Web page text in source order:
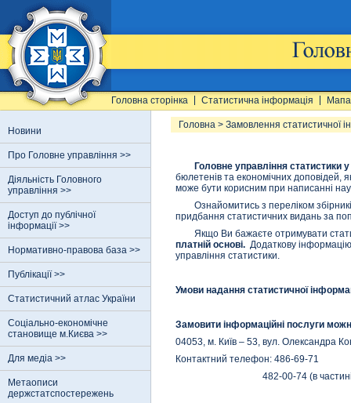
Головна сторінка Статистична інформація
Новини
Про Головне управління >>
Діяльність Головного
управління >>
Доступ до публічної
інформації >>
Нормативно-правова база >>
Публікації >>
Статистичний атлас України
Соціально-економічне
становище м.Києва >>
Для медіа >>
Метаописи
держстатспостережень
Головна > Замовлення статистичної
Головне управління статистики у
бюлетенів та економічних доповідей,
може бути корисним при написанні
Ознайомитись з переліком
придбання статистичних видань за
Якщо Ви бажаєте отримувати
платній основі. Додаткову
управління статистики.
Умови надання статистичної
Замовити інформаційні послуги
04053, м. Київ – 53, вул. Олександра
Контактний телефон: 486-69-71
482-00-74 (в частині